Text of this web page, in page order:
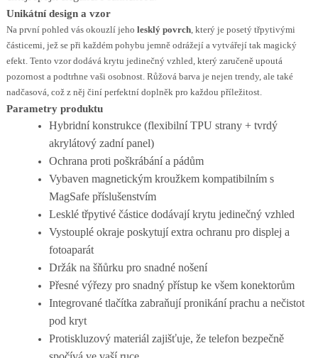
Unikátní design a vzor
Na první pohled vás okouzlí jeho lesklý povrch, který je posetý třpytivými
částicemi, jež se při každém pohybu jemně odrážejí a vytvářejí tak magický
efekt. Tento vzor dodává krytu jedinečný vzhled, který zaručeně upoutá
pozornost a podtrhne vaši osobnost. Růžová barva je nejen trendy, ale také
nadčasová, což z něj činí perfektní doplněk pro každou příležitost.
Parametry produktu
Hybridní konstrukce (flexibilní TPU strany + tvrdý
akrylátový zadní panel)
Ochrana proti poškrábání a pádům
Vybaven magnetickým kroužkem kompatibilním s
MagSafe příslušenstvím
Lesklé třpytivé částice dodávají krytu jedinečný vzhled
Vystouplé okraje poskytují extra ochranu pro displej a
fotoaparát
Držák na šňůrku pro snadné nošení
Přesné výřezy pro snadný přístup ke všem konektorům
Integrované tlačítka zabraňují pronikání prachu a nečistot
pod kryt
Protiskluzový materiál zajišťuje, že telefon bezpečně